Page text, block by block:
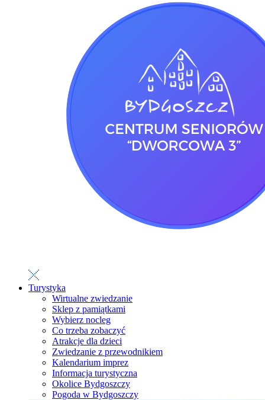
Turystyka
Wirtualne zwiedzanie
Sklep z pamiątkami
Wybierz nocleg
Co trzeba zobaczyć
Atrakcje dla dzieci
Zwiedzanie z przewodnikiem
Kalendarium imprez
Informacja turystyczna
Okolice Bydgoszczy
Pogoda w Bydgoszczy